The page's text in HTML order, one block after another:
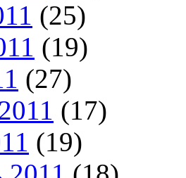
(25)
(19)
(27)
(17)
(19)